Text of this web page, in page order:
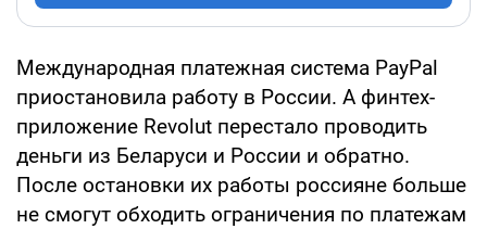
Международная платежная система PayPal
приостановила работу в России. А финтех-
приложение Revolut перестало проводить
деньги из Беларуси и России и обратно.
После остановки их работы россияне больше
не смогут обходить ограничения по платежам